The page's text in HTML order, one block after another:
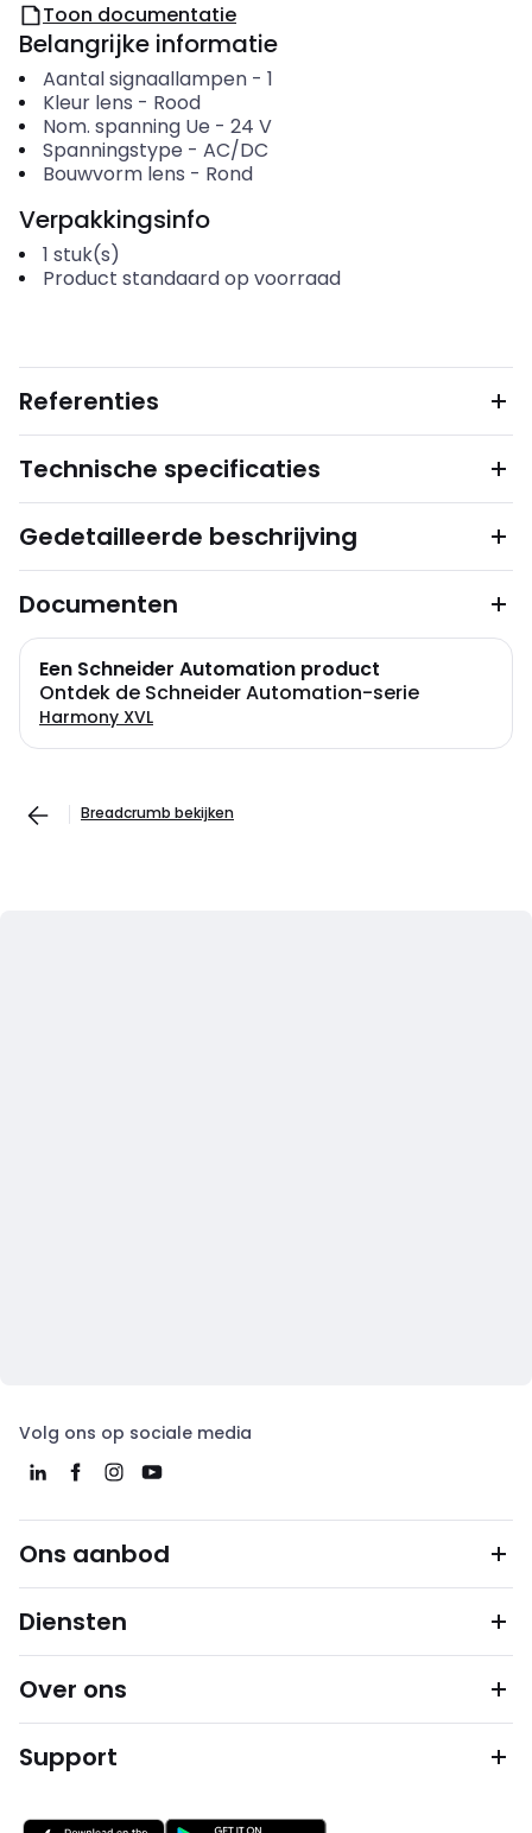
Toon documentatie
Belangrijke informatie
Aantal signaallampen- 1
Kleur lens - Rood
Nom. spanning Ue - 24 V
Spanningstype - AC/DC
Bouwvorm lens - Rond
Verpakkingsinfo
1 stuk(s)
Product standaard op voorraad
Referenties
Technische specificaties
Gedetailleerde beschrijving
Documenten
Een Schneider Automation product
Ontdek de Schneider Automation-serie
Harmony XVL
Breadcrumb bekijken
Volg ons op sociale media
Ons aanbod
Diensten
Over ons
Support